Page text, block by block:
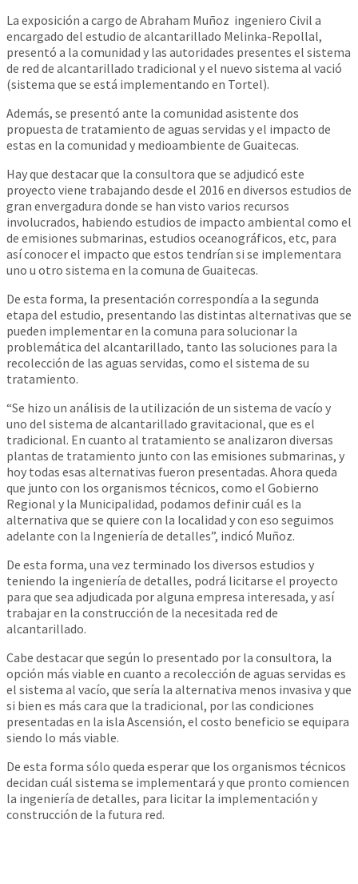
La exposición a cargo de Abraham Muñoz ingeniero Civil a
encargado del estudio de alcantarillado Melinka-Repollal,
presentó a la comunidad y las autoridades presentes el sistema
de red de alcantarillado tradicional y el nuevo sistema al vació
(sistema que se está implementando en Tortel).
Además, se presentó ante la comunidad asistente dos
propuesta de tratamiento de aguas servidas y el impacto de
estas en la comunidad y medioambiente de Guaitecas.
Hay que destacar que la consultora que se adjudicó este
proyecto viene trabajando desde el 2016 en diversos estudios de
gran envergadura donde se han visto varios recursos
involucrados, habiendo estudios de impacto ambiental como el
de emisiones submarinas, estudios oceanográficos, etc, para
así conocer el impacto que estos tendrían si se implementara
uno u otro sistema en la comuna de Guaitecas.
De esta forma, la presentación correspondía a la segunda
etapa del estudio, presentando las distintas alternativas que se
pueden implementar en la comuna para solucionar la
problemática del alcantarillado, tanto las soluciones para la
recolección de las aguas servidas, como el sistema de su
tratamiento.
“Se hizo un análisis de la utilización de un sistema de vacío y
uno del sistema de alcantarillado gravitacional, que es el
tradicional. En cuanto al tratamiento se analizaron diversas
plantas de tratamiento junto con las emisiones submarinas, y
hoy todas esas alternativas fueron presentadas. Ahora queda
que junto con los organismos técnicos, como el Gobierno
Regional y la Municipalidad, podamos definir cuál es la
alternativa que se quiere con la localidad y con eso seguimos
adelante con la Ingeniería de detalles”, indicó Muñoz.
De esta forma, una vez terminado los diversos estudios y
teniendo la ingeniería de detalles, podrá licitarse el proyecto
para que sea adjudicada por alguna empresa interesada, y así
trabajar en la construcción de la necesitada red de
alcantarillado.
Cabe destacar que según lo presentado por la consultora, la
opción más viable en cuanto a recolección de aguas servidas es
el sistema al vacío, que sería la alternativa menos invasiva y que
si bien es más cara que la tradicional, por las condiciones
presentadas en la isla Ascensión, el costo beneficio se equipara
siendo lo más viable.
De esta forma sólo queda esperar que los organismos técnicos
decidan cuál sistema se implementará y que pronto comiencen
la ingeniería de detalles, para licitar la implementación y
construcción de la futura red.